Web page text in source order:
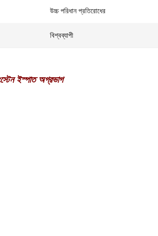
উচ্চ পরিধান প্রতিরোধের
বিশ্বব্যাপী
ইস্পাত অগ্রভাগ